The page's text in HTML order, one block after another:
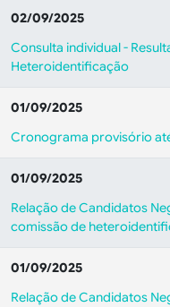
02/09/2025
Consulta individual -
Heteroidentificação
01/09/2025
Cronograma provisório
01/09/2025
Relação de Candidatos
comissão de
01/09/2025
Relação de Candidatos